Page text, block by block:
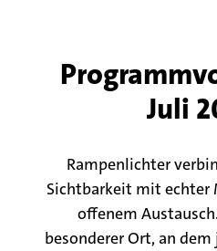
Juli
Rampenlichter
Sichtbarkeit mit
offenem
besonderer Ort, an